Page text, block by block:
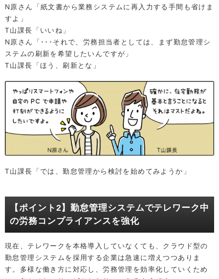
N原さん「紙文書から業務システムに再入力する手間も省けま
すよ」
T山課長「いいね」
N原さん「･･･それで、労務担当者としては、まず勤怠管理シ
ステムの刷新を希望したいんですが」
T山課長「ほう、刷新とな」
T山課長「では、勤怠管理から検討を始めてみようか」
【ポイント2】勤怠管理システムでテレワーク中
の労務コンプライアンスを強化
現在、テレワークを本格導入していなくても、クラウド型の
勤怠管理システムを採用する企業は急速に増えつつありま
す。多様な働き方に対応し、労務管理を効率化していくため